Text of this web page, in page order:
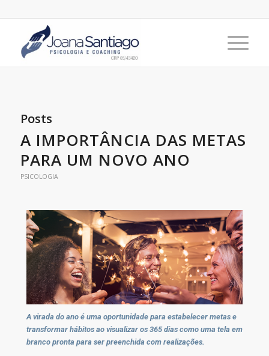
Posts
A IMPORTÂNCIA DAS METAS
PARA UM NOVO ANO
PSICOLOGIA
A virada do ano é uma oportunidade para estabelecer metas e
transformar hábitos ao visualizar os 365 dias como uma tela em
branco pronta para ser preenchida com realizações.